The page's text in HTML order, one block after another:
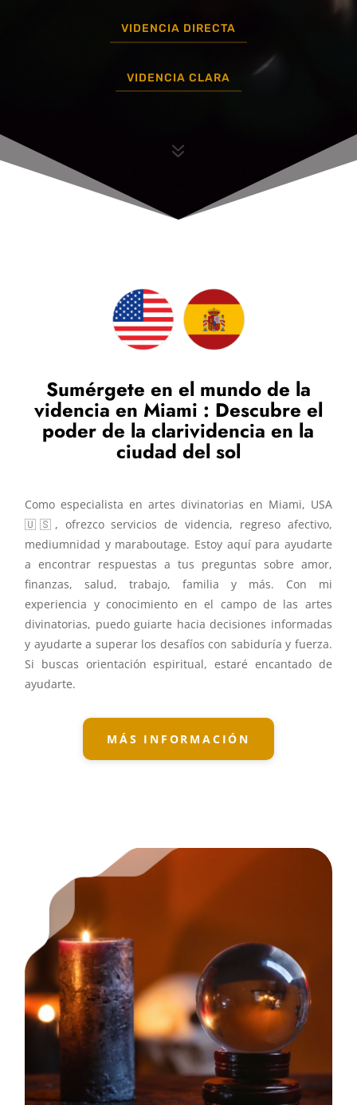
VIDENCIA DIRECTA
VIDENCIA CLARA
7
Sumérgete en el mundo de la
videncia en Miami : Descubre el
poder de la clarividencia en la
ciudad del sol
Como especialista en artes divinatorias en Miami, USA
🇺🇸, ofrezco servicios de videncia, regreso afectivo,
mediumnidad y maraboutage. Estoy aquí para ayudarte
a encontrar respuestas a tus preguntas sobre amor,
finanzas, salud, trabajo, familia y más. Con mi
experiencia y conocimiento en el campo de las artes
divinatorias, puedo guiarte hacia decisiones informadas
y ayudarte a superar los desafíos con sabiduría y fuerza.
Si buscas orientación espiritual, estaré encantado de
ayudarte.
MÁS INFORMACIÓN